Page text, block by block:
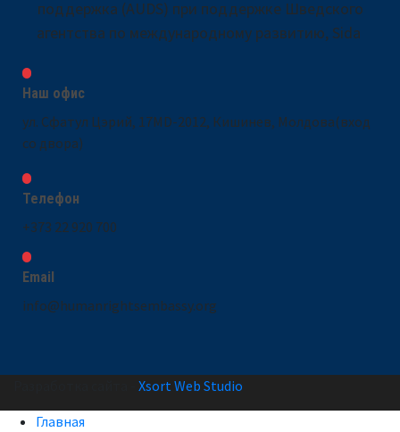
поддержка (AUDS) при поддержке Шведского
агентства по международному развитию, Sida
Наш офис
ул. Сфатул Цэрий, 17MD-2012, Кишинев, Молдова(вход
со двора)
Телефон
+373 22 920 700
Email
info@humanrightsembassy.org
Xsort Web Studio
Главная